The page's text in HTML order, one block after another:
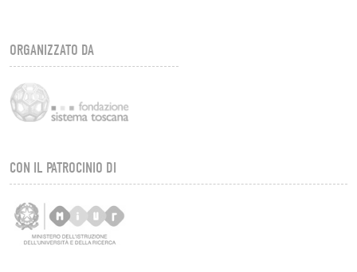
ORGANIZZATO DA
CON IL PATROCINIO DI